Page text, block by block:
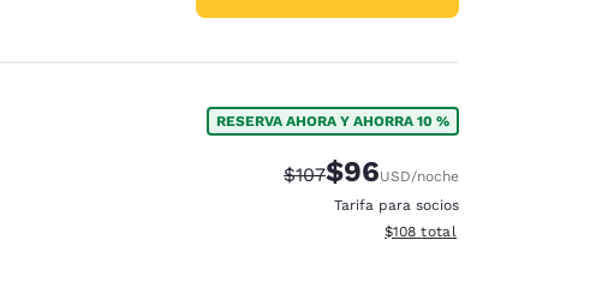
RESERVA AHORA Y AHORRA 10 %
Precio tachado:
$107Precio con descuento:
$96USD/noche
Tarifa para socios
Ver detalles del total
$108 total